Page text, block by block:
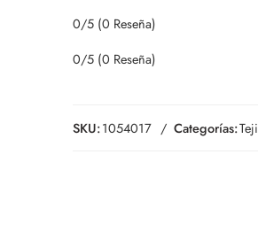
0/5 (0 Reseña)
0/5 (0 Reseña)
SKU:1054017 Categorías: